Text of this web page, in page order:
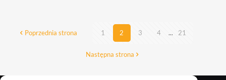
Poprzednia strona 1 2 3 4 ... 21
Następna strona